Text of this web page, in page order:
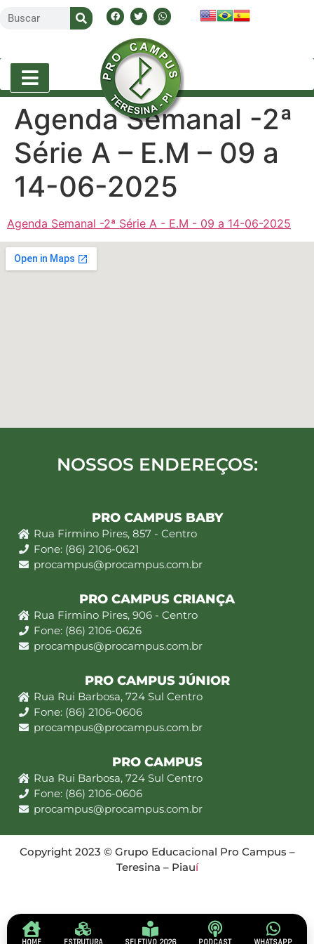
Agenda Semanal -2ª
Série A – E.M – 09 a
14-06-2025
Agenda Semanal -2ª Série A - E.M - 09 a 14-06-2025
NOSSOS ENDEREÇOS:
PRO CAMPUS BABY
Rua Firmino Pires, 857 - Centro
Fone: (86) 2106-0621
procampus@procampus.com.br
PRO CAMPUS CRIANÇA
Rua Firmino Pires, 906 - Centro
Fone: (86) 2106-0626
procampus@procampus.com.br
PRO CAMPUS JÚNIOR
Rua Rui Barbosa, 724 Sul Centro
Fone: (86) 2106-0606
procampus@procampus.com.br
PRO CAMPUS
Rua Rui Barbosa, 724 Sul Centro
Fone: (86) 2106-0606
procampus@procampus.com.br
Copyright 2023 © Grupo Educacional Pro Campus –
Teresina – Piauí
HOME ESTRUTURA SELETIVO 2026 PODCAST WHATSAPP